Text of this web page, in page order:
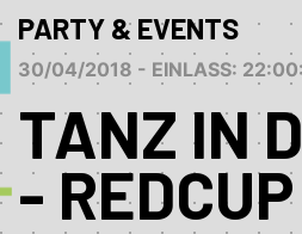
PARTY & EVENTS
30/04/2018 - EINLASS:
TANZ IN
-